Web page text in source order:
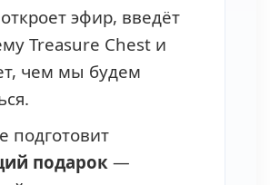
эфир, введёт
Treasure Chest и
чем мы будем
подготовит
подарок —